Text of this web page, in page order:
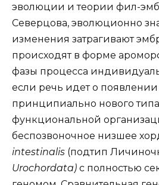
эволюции и теории фил-
Северцова, эволюционно
изменения затрагивают
происходят в форме
фазы процесса
если речь идет о
принципиально нового типа
функциональной
беспозвоночное низшее
intestinalis (подтип
Urochordata) с полностью